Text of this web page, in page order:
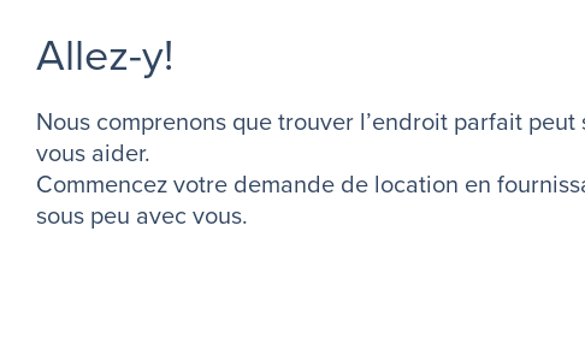
Allez-y!
Nous comprenons que trouver l’endroit parfait
vous aider.
Commencez votre demande de location en
sous peu avec vous.